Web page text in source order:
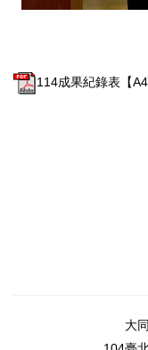
114成果紀錄表【
大